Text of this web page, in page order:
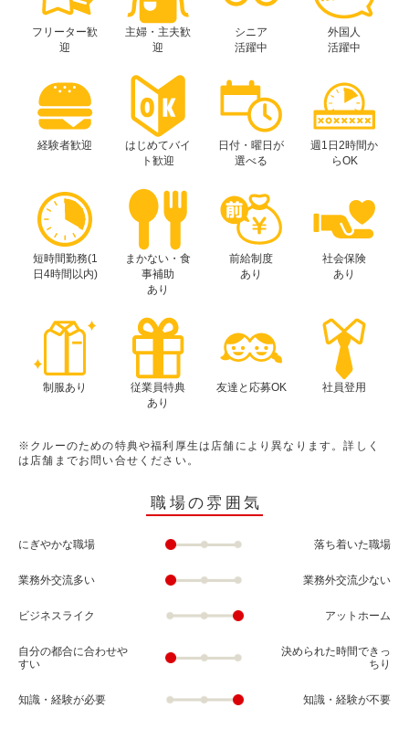
フリーター歓
迎
主婦・主夫歓
迎
シニア
活躍中
外国人
活躍中
経験者歓迎
はじめてバイ
ト歓迎
日付・曜日が
選べる
週1日2時間か
らOK
短時間勤務(1
日4時間以内)
まかない・食
事補助
あり
前給制度
あり
社会保険
あり
制服あり
従業員特典
あり
友達と応募OK 社員登用
※クルーのための特典や福利厚生は店舗により異なります。詳しく
は店舗までお問い合せください。
職場の雰囲気
にぎやかな職場 落ち着いた職場
業務外交流多い 業務外交流少ない
ビジネスライク アットホーム
自分の都合に合わせや
すい
決められた時間できっ
ちり
知識・経験が必要 知識・経験が不要